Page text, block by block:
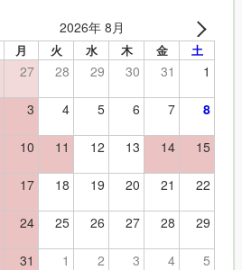
2026年 8月
月 火 水 木 金 土
27 28 29 30 31 1
3 4 5 6 7 8
10 11 12 13 14 15
17 18 19 20 21 22
24 25 26 27 28 29
31 1 2 3 4 5